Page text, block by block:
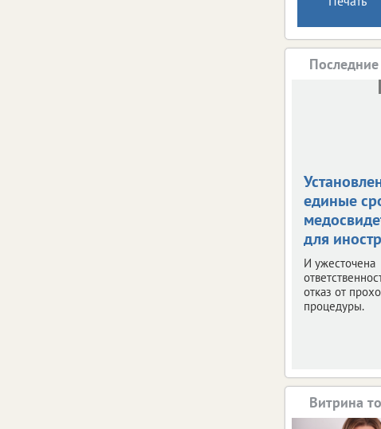
единые
для
И ужесточена
отказ от
процедуры.
Витрина